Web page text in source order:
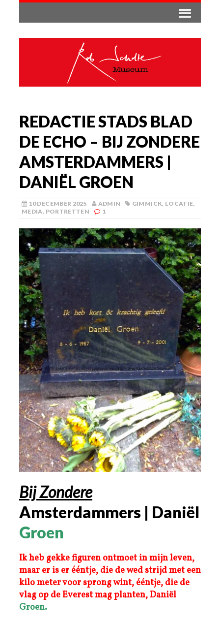
REDACTIE STADS BLAD
DE ECHO – BIJ ZONDERE
AMSTERDAMMERS |
DANIËL GROEN
10 DECEMBER 2025 ADMIN GIMMICK, LOCATIE,
MEDIA, PORTRETTEN 1
Bij Zondere
Amsterdammers | Daniël
Groen
Ik heb gekke figuren ontmoet in mijn leven,
maar er is er ééntje, die de wed strijd met een
kilo meter voor sprong wint, ééntje, die de
vlag op de Everest mag planten, Daniël
Groen.